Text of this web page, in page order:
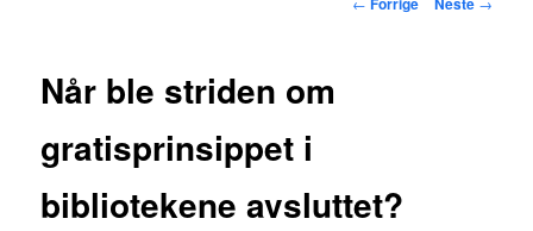
Når ble striden om
gratisprinsippet i
bibliotekene avsluttet?